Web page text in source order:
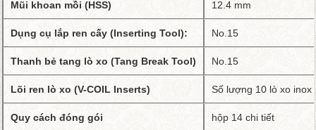
Mũi khoan mồi (HSS) 12.4 mm
Dụng cụ lắp ren cấy (Inserting Tool): No.15
Thanh bẻ tang lò xo (Tang Break Tool) No.15
Lõi ren lò xo (V-COIL Inserts) Số lượng 10 lò xo inox
Quy cách đóng gói hộp 14 chi tiết